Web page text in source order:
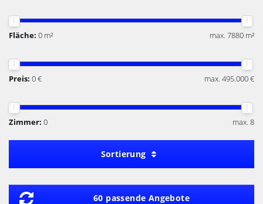
Fläche: 0 m² max. 7880 m²
Preis: 0 € max. 495.000 €
Zimmer: 0 max. 8
Sortierung
60 passende Angebote